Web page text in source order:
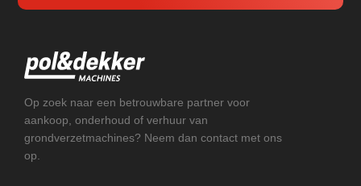
Op zoek naar een betrouwbare partner voor
aankoop, onderhoud of verhuur van
grondverzetmachines? Neem dan contact met ons
op.